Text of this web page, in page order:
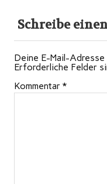
Schreibe
Deine E-Mail-
Erforderliche Felder
Kommentar *